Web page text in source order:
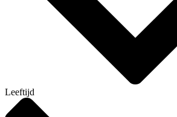
Leeftijd